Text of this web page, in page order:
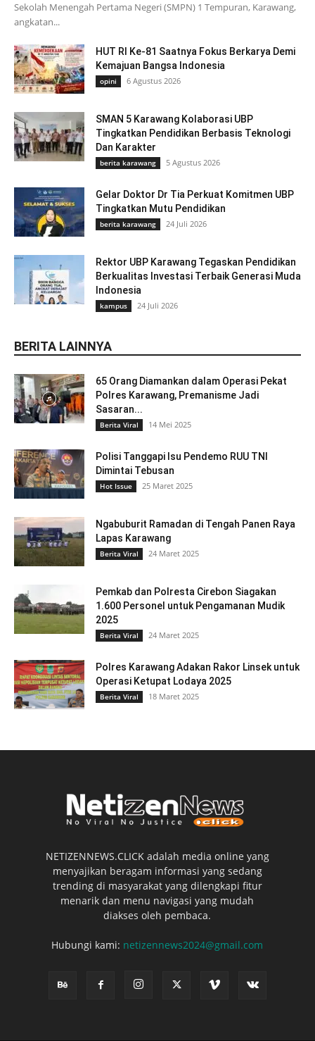
Sekolah Menengah Pertama Negeri (SMPN) 1 Tempuran, Karawang,
angkatan...
HUT RI Ke-81 Saatnya Fokus Berkarya Demi
Kemajuan Bangsa Indonesia
opini 6 Agustus 2026
SMAN 5 Karawang Kolaborasi UBP
Tingkatkan Pendidikan Berbasis Teknologi
Dan Karakter
berita karawang 5 Agustus 2026
Gelar Doktor Dr Tia Perkuat Komitmen UBP
Tingkatkan Mutu Pendidikan
berita karawang 24 Juli 2026
Rektor UBP Karawang Tegaskan Pendidikan
Berkualitas Investasi Terbaik Generasi Muda
Indonesia
kampus 24 Juli 2026
BERITA LAINNYA
65 Orang Diamankan dalam Operasi Pekat
Polres Karawang, Premanisme Jadi
Sasaran...
Berita Viral 14 Mei 2025
Polisi Tanggapi Isu Pendemo RUU TNI
Dimintai Tebusan
Hot Issue 25 Maret 2025
Ngabuburit Ramadan di Tengah Panen Raya
Lapas Karawang
Berita Viral 24 Maret 2025
Pemkab dan Polresta Cirebon Siagakan
1.600 Personel untuk Pengamanan Mudik
2025
Berita Viral 24 Maret 2025
Polres Karawang Adakan Rakor Linsek untuk
Operasi Ketupat Lodaya 2025
Berita Viral 18 Maret 2025
NETIZENNEWS.CLICK adalah media online yang
menyajikan beragam informasi yang sedang
trending di masyarakat yang dilengkapi fitur
menarik dan menu navigasi yang mudah
diakses oleh pembaca.
Hubungi kami: netizennews2024@gmail.com